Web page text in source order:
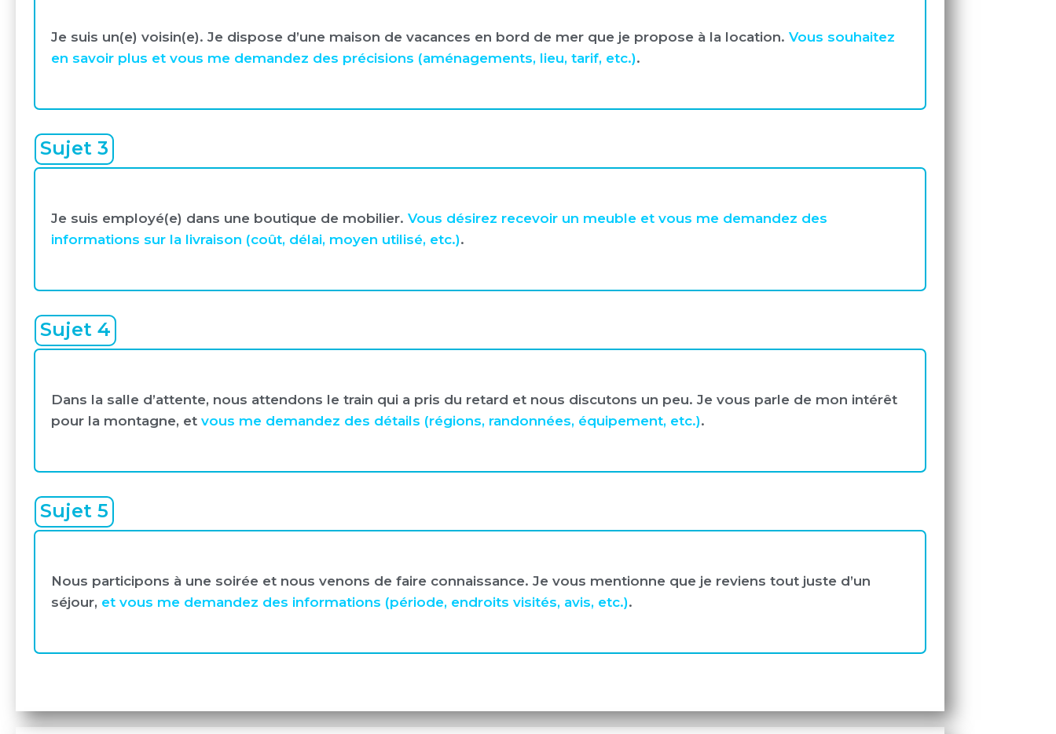
Je suis un(e) voisin(e). Je dispose d’une maison de vacances en bord de mer que je propose à la location. Vous souhaitez
en savoir plus et vous me demandez des précisions (aménagements, lieu, tarif, etc.).
Sujet 3
Je suis employé(e) dans une boutique de mobilier. Vous désirez recevoir un meuble et vous me demandez des
informations sur la livraison (coût, délai, moyen utilisé, etc.).
Sujet 4
Dans la salle d’attente, nous attendons le train qui a pris du retard et nous discutons un peu. Je vous parle de mon intérêt
pour la montagne, et vous me demandez des détails (régions, randonnées, équipement, etc.).
Sujet 5
Nous participons à une soirée et nous venons de faire connaissance. Je vous mentionne que je reviens tout juste d’un
séjour, et vous me demandez des informations (période, endroits visités, avis, etc.).